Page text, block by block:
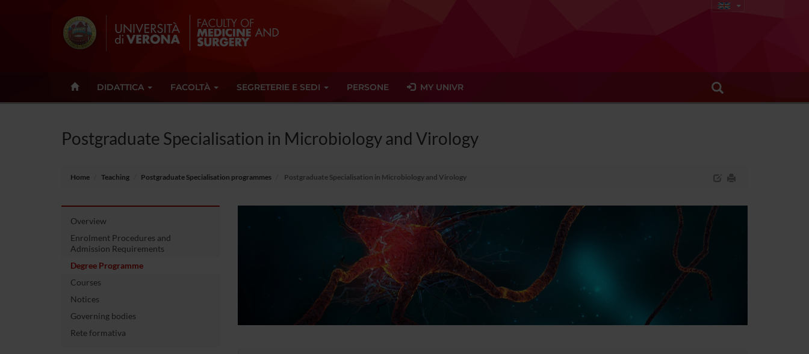
DIDATTICA FACOLTÀ SEGRETERIE E SEDI PERSONE MY UNIVR
Postgraduate Specialisation in Microbiology and Virology
Home Teaching Postgraduate Specialisation programmes Postgraduate Specialisation in Microbiology and Virology
Overview
Enrolment Procedures and
Admission Requirements
Degree Programme
Courses
Notices
Governing bodies
Rete formativa